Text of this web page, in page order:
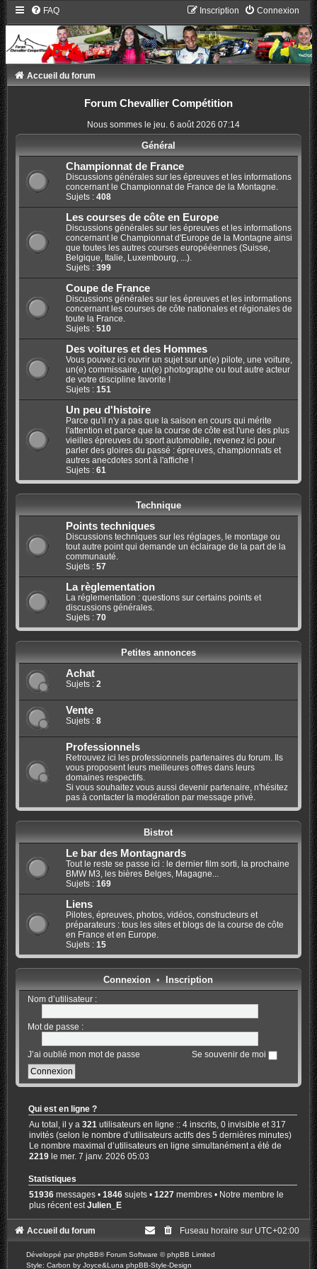
FAQ Connexion
Inscription
Accueil du forum
Forum Chevallier Compétition
Nous sommes le jeu. 6 août 2026 07:14
Général
Championnat de France
Discussions générales sur les épreuves et les informations
concernant le Championnat de France de la Montagne.
Sujets : 408
Les courses de côte en Europe
Discussions générales sur les épreuves et les informations
concernant le Championnat d'Europe de la Montagne ainsi
que toutes les autres courses europééennes (Suisse,
Belgique, Italie, Luxembourg, ...).
Sujets : 399
Coupe de France
Discussions générales sur les épreuves et les informations
concernant les courses de côte nationales et régionales de
toute la France.
Sujets : 510
Des voitures et des Hommes
Vous pouvez ici ouvrir un sujet sur un(e) pilote, une voiture,
un(e) commissaire, un(e) photographe ou tout autre acteur
de votre discipline favorite !
Sujets : 151
Un peu d'histoire
Parce qu'il n'y a pas que la saison en cours qui mérite
l'attention et parce que la course de côte est l'une des plus
vieilles épreuves du sport automobile, revenez ici pour
parler des gloires du passé : épreuves, championnats et
autres anecdotes sont à l'affiche !
Sujets : 61
Technique
Points techniques
Discussions techniques sur les réglages, le montage ou
tout autre point qui demande un éclairage de la part de la
communauté.
Sujets : 57
La règlementation
La réglementation : questions sur certains points et
discussions générales.
Sujets : 70
Petites annonces
Achat
Sujets : 2
Vente
Sujets : 8
Professionnels
Retrouvez ici les professionnels partenaires du forum. Ils
vous proposent leurs meilleures offres dans leurs
domaines respectifs.
Si vous souhaitez vous aussi devenir partenaire, n'hésitez
pas à contacter la modération par message privé.
Bistrot
Le bar des Montagnards
Tout le reste se passe ici : le dernier film sorti, la prochaine
BMW M3, les bières Belges, Magagne...
Sujets : 169
Liens
Pilotes, épreuves, photos, vidéos, constructeurs et
préparateurs : tous les sites et blogs de la course de côte
en France et en Europe.
Sujets : 15
Connexion • Inscription
Nom d’utilisateur :
Mot de passe :
J’ai oublié mon mot de passe Se souvenir de moi
Qui est en ligne ?
Au total, il y a321 utilisateurs en ligne :: 4 inscrits, 0 invisible et 317
invités (selon le nombre d’utilisateurs actifs des 5 dernières minutes)
Le nombre maximal d’utilisateurs en ligne simultanément a été de
2219 le mer. 7 janv. 2026 05:03
Statistiques
51936 messages •1846 sujets •1227 membres • Notre membre le
plus récent estJulien_E
Accueil du forum Fuseau horaire sur UTC+02:00
Développé parphpBB® Forum Software © phpBB Limited
Style: Carbon by Joyce&Luna phpBB-Style-Design